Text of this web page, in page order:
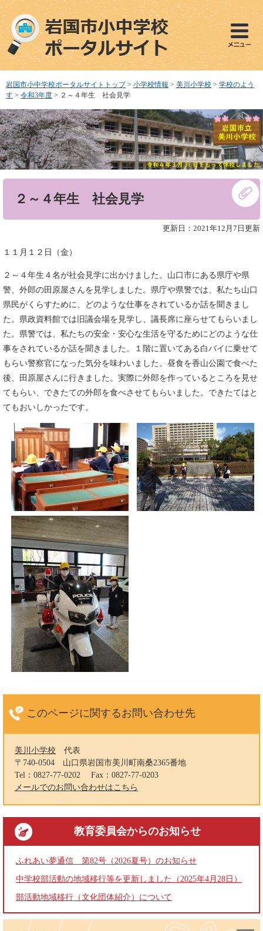
ペ
で
す
メ
ば
し
本
文
へ
岩国市小中学校ポータルサイトトップ > 小学校情報 > 美川小学校 > 学校のよう
す > 令和3年度 > ２～４年生 社会見学
２～４年生 社会見学
更新日：2021年12月7日更新
１１月１２日（金）
２～４年生４名が社会見学に出かけました。山口市にある県庁や県
警、外郎の田原屋さんを見学しました。県庁や県警では、私たち山口
県民がくらすために、どのような仕事をされているか話を聞きまし
た。県政資料館では旧議会場を見学し、議長席に座らせてもらいまし
た。県警では、私たちの安全・安心な生活を守るためにどのような仕
事をされているか話を聞きました。１階に置いてある白バイに乗せて
もらい警察官になった気分を味わいました。昼食を香山公園で食べた
後、田原屋さんに行きました。実際に外郎を作っているところを見せ
てもらい、できたての外郎を食べさせてもらいました。できたてはと
てもおいしかったです。
このページに関するお問い合わせ先
美川小学校
代表
〒740-0504
山口県岩国市美川町南桑2365番地
Tel：0827-77-0202
Fax：0827-77-0203
メールでのお問い合わせはこちら
教育委員会からのお知らせ
ふれあい夢通信 第82号（2026夏号）のお知らせ
中学校部活動の地域移行等を更新しました（2025年4月28日）
部活動地域移行（文化団体紹介）について